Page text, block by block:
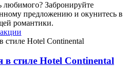
любимого? Забронируйте
предложению и окунитесь в
романтики.
в стиле Hotel Continental